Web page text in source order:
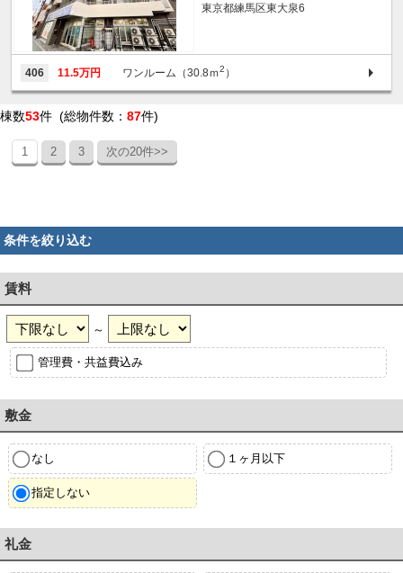
東京都練馬区東大泉6
406 11.5万円 ワンルーム（30.8ｍ2 ）
棟数53件 (総物件数： 87件)
1 2 3 次の20件>>
条件を絞り込む
賃料
～
管理費・共益費込み
敷金
なし １ヶ月以下
指定しない
礼金